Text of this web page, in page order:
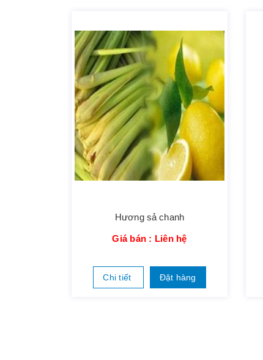
Hương sả chanh
Giá bán : Liên hệ
Chi tiết Đặt hàng